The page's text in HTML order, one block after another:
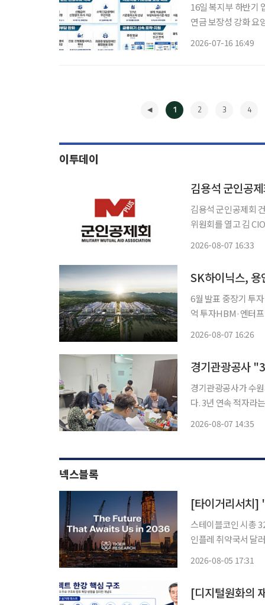
16일 복지부 하반기 업무계획 발표 지속가능한 연금
연금 보장성 강화 요양병원 간병비 급여화 및 본인 부담금 경감 추진 보건복지부가 하반기에
2026-07-16 16:49
1 2 3 4
이투데이
김용석 군인공
김용석 군인공제회 건설투자부
위원회를 열고 김
2026-08-07 16:33
SK하이닉스,
6월 발표 중장기 투
억 투자HBM·엔터프
2026-08-07 16:26
경기관광공사가 수
다. 3년 연속 적자라
2026-08-07 14:35
넥스블록
스테이블코인 시총
인플레 취약국서 달
2026-08-05 17:31